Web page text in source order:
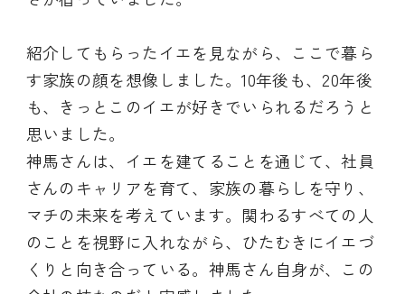
紹介してもらったイエを見ながら、ここで暮ら
す家族の顔を想像しました。10年後も、20年後
も、きっとこのイエが好きでいられるだろうと
思いました。
神馬さんは、イエを建てることを通じて、社員
さんのキャリアを育て、家族の暮らしを守り、
マチの未来を考えています。関わるすべての人
のことを視野に入れながら、ひたむきにイエづ
くりと向き合っている。神馬さん自身が、この